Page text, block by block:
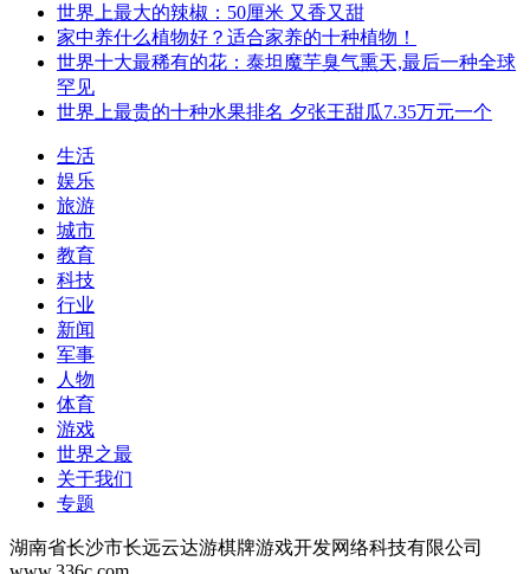
世界上最大的辣椒：50厘米 又香又甜
家中养什么植物好？适合家养的十种植物！
世界十大最稀有的花：泰坦魔芋臭气熏天,最后一种全球
罕见
世界上最贵的十种水果排名 夕张王甜瓜7.35万元一个
生活
娱乐
旅游
城市
教育
科技
行业
新闻
军事
人物
体育
游戏
世界之最
关于我们
专题
湖南省长沙市长远云达游棋牌游戏开发网络科技有限公司